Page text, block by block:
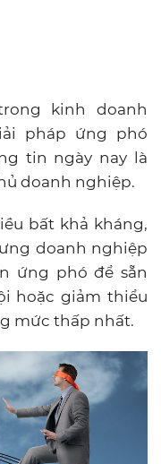
kinh doanh
pháp ứng phó
tin ngày nay là
doanh nghiệp.
bất khả kháng,
doanh nghiệp
ứng phó để sẵn
hoặc giảm thiểu
mức thấp nhất.